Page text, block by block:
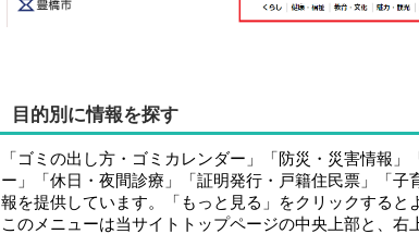
目的別に情報を探す
「ゴミの出し方・ゴミカレンダー」「防災・災害情報
ー」「休日・夜間診療」「証明発行・戸籍住民票」「
報を提供しています。「もっと見る」をクリックすると
このメニューは当サイトトップページの中央上部と、右